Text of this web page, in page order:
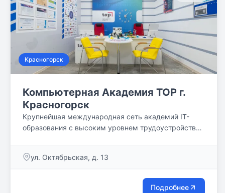
Красногорск
Компьютерная Академия TOP г.
Красногорск
Крупнейшая международная сеть академий IT-
образования с высоким уровнем трудоустройства
ул. Октябрьская, д. 13
Подробнее